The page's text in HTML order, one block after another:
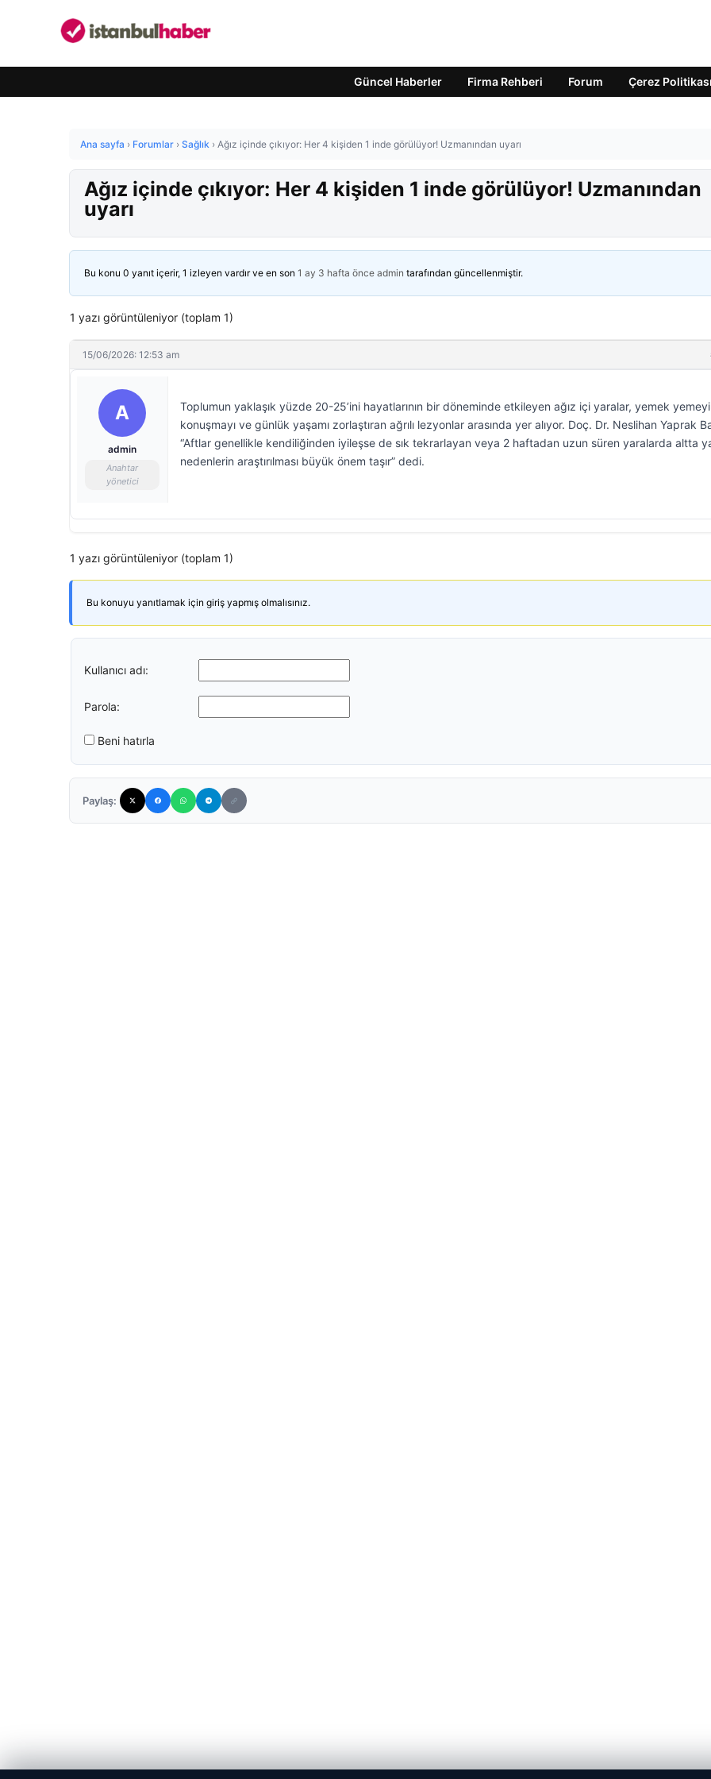
Güncel Haberler Firma Rehberi Forum Çerez Politikası
Ana sayfa › Forumlar › Sağlık › Ağız içinde çıkıyor: Her 4 kişiden 1 inde görülüyor! Uzmanından uyarı
Ağız içinde çıkıyor: Her 4 kişiden 1 inde görülüyor! Uzmanından
uyarı
Bu konu 0 yanıt içerir, 1 izleyen vardır ve en son 1 ay 3 hafta önce admin tarafından güncellenmiştir.
1 yazı görüntüleniyor (toplam 1)
15/06/2026: 12:53 am
A
admin
Anahtar
yönetici
Toplumun yaklaşık yüzde 20-25’ini hayatlarının bir döneminde etkileyen ağız içi yaralar, yemek
konuşmayı ve günlük yaşamı zorlaştıran ağrılı lezyonlar arasında yer alıyor. Doç. Dr. Neslihan Yaprak
“Aftlar genellikle kendiliğinden iyileşse de sık tekrarlayan veya 2 haftadan uzun süren yaralarda altta
nedenlerin araştırılması büyük önem taşır” dedi.
1 yazı görüntüleniyor (toplam 1)
Bu konuyu yanıtlamak için giriş yapmış olmalısınız.
Kullanıcı adı:
Parola:
Beni hatırla
Paylaş: